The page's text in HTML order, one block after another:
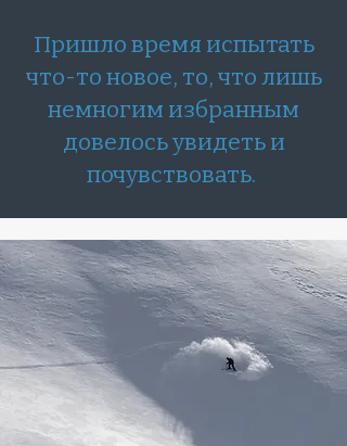
Пришло время испытать
что-то новое, то, что лишь
немногим избранным
довелось увидеть и
почувствовать.